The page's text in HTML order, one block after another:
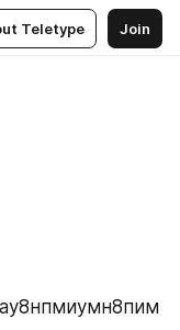
Teletype Join